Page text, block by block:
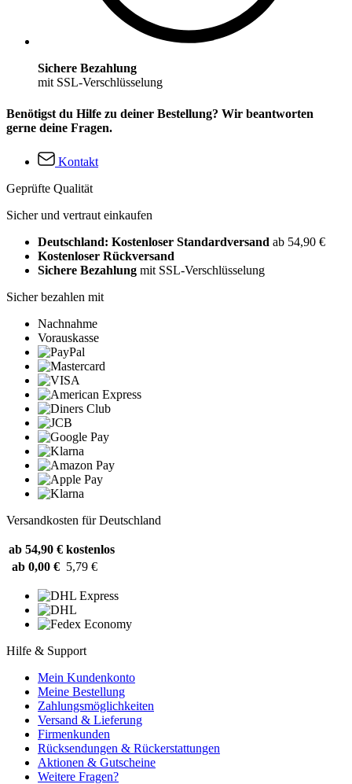
Sichere Bezahlung
mit SSL-Verschlüsselung
Benötigst du Hilfe zu deiner Bestellung? Wir beantworten
gerne deine Fragen.
Kontakt
Geprüfte Qualität
Sicher und vertraut einkaufen
Deutschland: Kostenloser Standardversand ab 54,90 €
Kostenloser Rückversand
Sichere Bezahlung mit SSL-Verschlüsselung
Sicher bezahlen mit
Nachnahme
Vorauskasse
Versandkosten für Deutschland
ab 54,90 € kostenlos
ab 0,00 € 5,79 €
Hilfe & Support
Mein Kundenkonto
Meine Bestellung
Zahlungsmöglichkeiten
Versand & Lieferung
Firmenkunden
Rücksendungen & Rückerstattungen
Aktionen & Gutscheine
Weitere Fragen?